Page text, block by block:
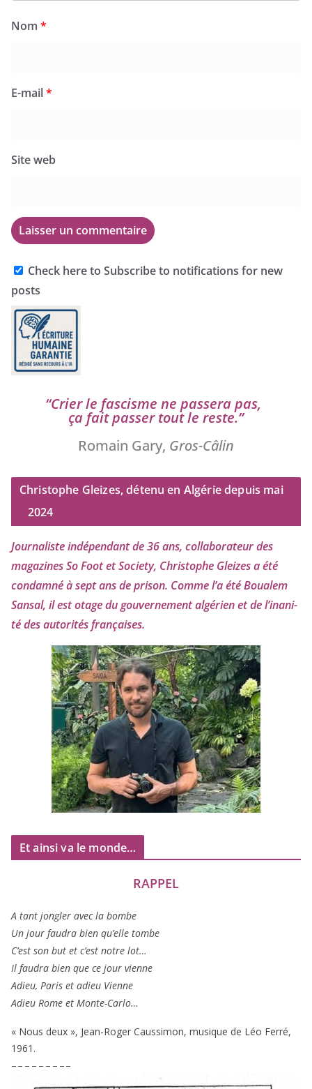
Nom *
E-mail*
Site web
Check here to Subscribe to notifications for new
posts
“Crier le fas­cisme ne pas­se­ra pas,
ça fait pas­ser tout le reste.”
Romain Gary, Gros-Câlin
Christophe Gleizes, détenu en Algérie depuis mai
2024
Journaliste indé­pen­dant de36ans, col­la­bo­ra­teur des
maga­zines So Foot et Society, Christophe Gleizesa été
condam­né à sept ans de pri­son. Comme l’a été Boualem
Sansal, il est otage du gou­ver­ne­ment algé­rien et de l’i­na­ni­
té des auto­ri­tés françaises.
Et ainsi va le monde…
RAPPEL
A tant jon­gler avec la bombe
Un jour fau­dra bien qu’elle tombe
C’est son but et c’est notre lot…
Il fau­dra bien que ce jour vienne
Adieu, Paris et adieu Vienne
Adieu Rome et Monte-Carlo…
« Nous deux », Jean-Roger Caussimon, musique de Léo Ferré,
1961 .
– – – – – – – – –